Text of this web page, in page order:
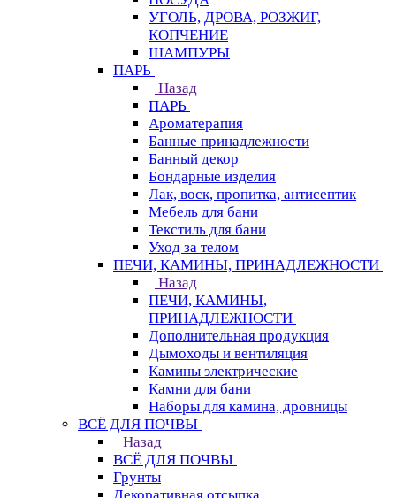
УГОЛЬ, ДРОВА, РОЗЖИГ,
КОПЧЕНИЕ
ШАМПУРЫ
ПАРЬ
Назад
ПАРЬ
Ароматерапия
Банные принадлежности
Банный декор
Бондарные изделия
Лак, воск, пропитка, антисептик
Мебель для бани
Текстиль для бани
Уход за телом
ПЕЧИ, КАМИНЫ, ПРИНАДЛЕЖНОСТИ
Назад
ПЕЧИ, КАМИНЫ,
ПРИНАДЛЕЖНОСТИ
Дополнительная продукция
Дымоходы и вентиляция
Камины электрические
Камни для бани
Наборы для камина, дровницы
ВСЁ ДЛЯ ПОЧВЫ
Назад
ВСЁ ДЛЯ ПОЧВЫ
Грунты